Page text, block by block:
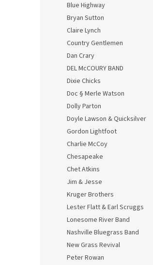
Blue Highway
Bryan Sutton
Claire Lynch
Country Gentlemen
Dan Crary
DEL McCOURY BAND
Dixie Chicks
Doc § Merle Watson
Dolly Parton
Doyle Lawson & Quicksilver
Gordon Lightfoot
Charlie McCoy
Chesapeake
Chet Atkins
Jim & Jesse
Kruger Brothers
Lester Flatt & Earl Scruggs
Lonesome River Band
Nashville Bluegrass Band
New Grass Revival
Peter Rowan